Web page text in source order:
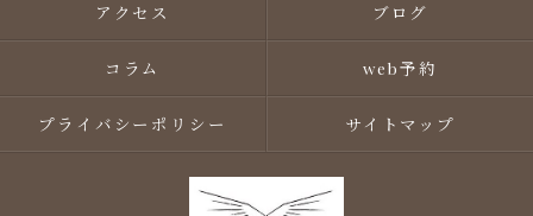
アクセス ブログ
コラム web予約
プライバシーポリシー サイトマップ